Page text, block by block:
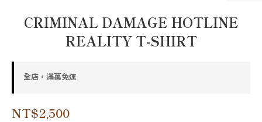
CRIMINAL DAMAGE HOTLINE
REALITY T-SHIRT
全店，滿萬免運
NT$2,500